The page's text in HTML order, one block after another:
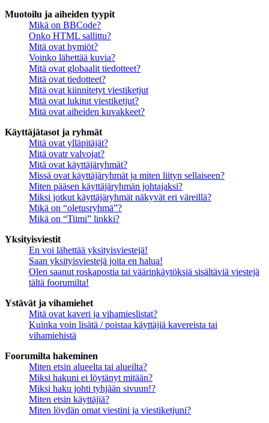
Muotoilu ja aiheiden tyypit
Mikä on BBCode?
Onko HTML sallittu?
Mitä ovat hymiöt?
Voinko lähettää kuvia?
Mitä ovat globaalit tiedotteet?
Mitä ovat tiedotteet?
Mitä ovat kiinnitetyt viestiketjut
Mitä ovat lukitut viestiketjut?
Mitä ovat aiheiden kuvakkeet?
Käyttäjätasot ja ryhmät
Mitä ovat ylläpitäjät?
Mitä ovatr valvojat?
Mitä ovat käyttäjäryhmät?
Missä ovat käyttäjäryhmät ja miten liityn sellaiseen?
Miten pääsen käyttäjäryhmän johtajaksi?
Miksi jotkut käyttäjäryhmät näkyvät eri väreillä?
Mikä on “oletusryhmä”?
Mikä on “Tiimi” linkki?
Yksityisviestit
En voi lähettää yksityisviestejä!
Saan yksityisviestejä joita en halua!
Olen saanut roskapostia tai väärinkäytöksiä sisältäviä viestejä
tältä foorumilta!
Ystävät ja vihamiehet
Mitä ovat kaveri ja vihamieslistat?
Kuinka voin lisätä / poistaa käyttäjiä kavereista tai
vihamiehistä
Foorumilta hakeminen
Miten etsin alueelta tai alueilta?
Miksi hakuni ei löytänyt mitään?
Miksi haku johti tyhjään sivuun!?
Miten etsin käyttäjiä?
Miten löydän omat viestini ja viestiketjuni?